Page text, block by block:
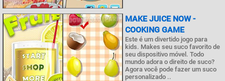
MAKE JUICE NOW -
COOKING GAME
Este é um divertido jogo para
kids. Makes seu suco favorito de
seu dispositivo móvel. Todo
mundo adora o direito de suco?
Agora você pode fazer um suco
personalizado ..